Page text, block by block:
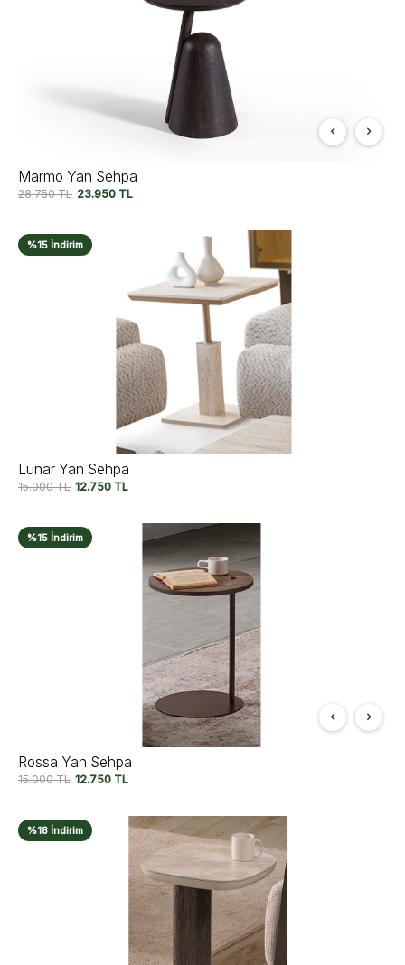
Marmo Yan Sehpa
28.750TL 23.950 TL
%15 İndirim
Lunar Yan Sehpa
15.000TL 12.750 TL
%15 İndirim
Rossa Yan Sehpa
15.000TL 12.750 TL
%18 İndirim